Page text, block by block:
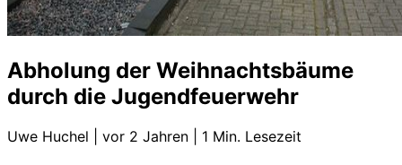
Abholung der Weihnachtsbäume
durch die Jugendfeuerwehr
Uwe Huchel vor 2 Jahren 1 Min. Lesezeit